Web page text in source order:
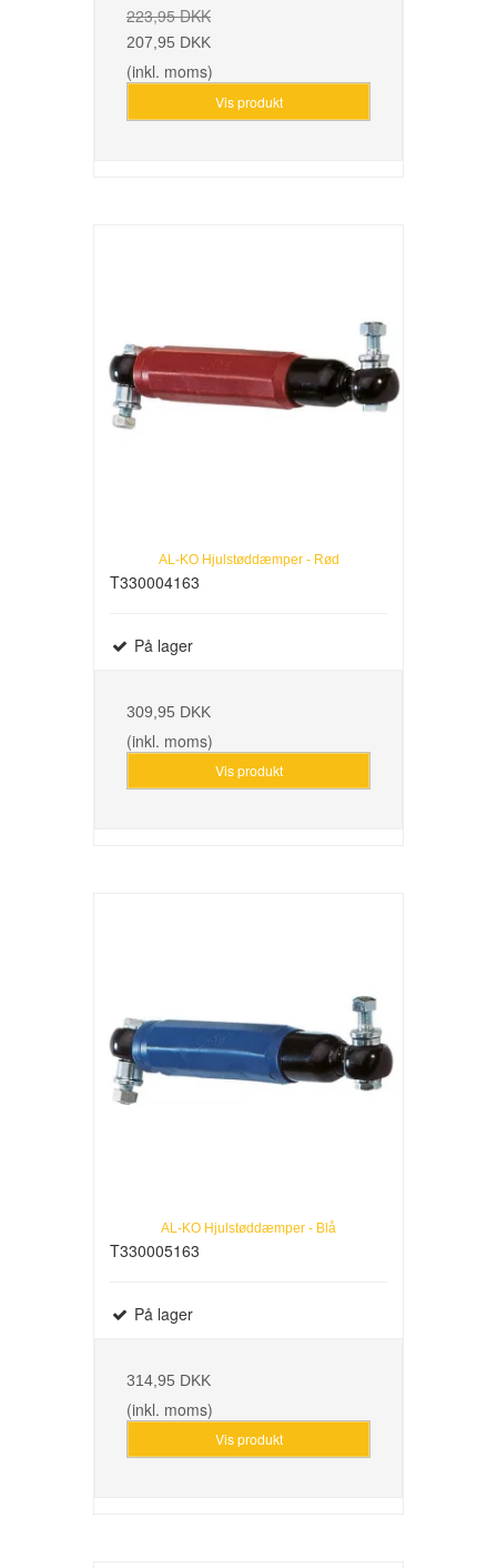
223,95 DKK
207,95 DKK
(inkl. moms)
Vis produkt
AL-KO Hjulstøddæmper - Rød
T330004163
På lager
309,95 DKK
(inkl. moms)
Vis produkt
AL-KO Hjulstøddæmper - Blå
T330005163
På lager
314,95 DKK
(inkl. moms)
Vis produkt